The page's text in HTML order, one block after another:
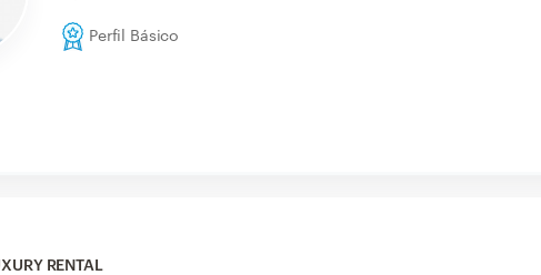
Perfil Básico
RENTAL